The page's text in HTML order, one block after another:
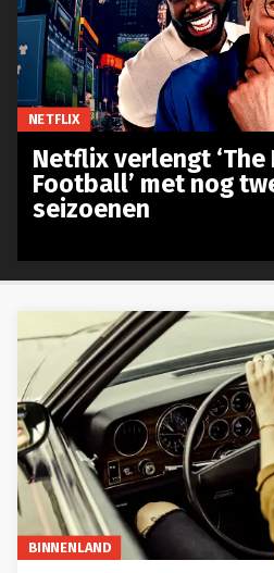
BINNENLAND
NETFLIX
Netflix verlengt ‘The
Football’ met nog
seizoenen